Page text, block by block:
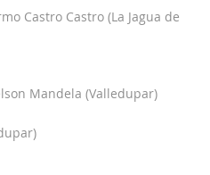
Castro Castro (La Jagua de
Mandela (Valledupar)